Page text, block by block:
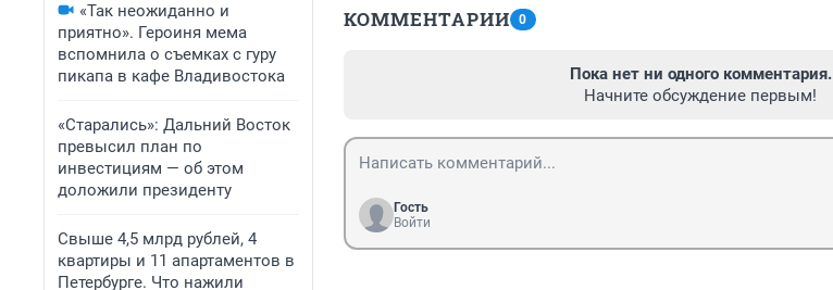
«Так неожиданно и
приятно». Героиня мема
вспомнила о съемках с гуру
пикапа в кафе Владивостока
«Старались»: Дальний Восток
превысил план по
инвестициям — об этом
доложили президенту
Свыше 4,5 млрд рублей, 4
квартиры и 11 апартаментов в
Петербурге. Что нажили
КОММЕНТАРИИ 0
Пока нет ни одного комментария.
Начните обсуждение первым!
Гость
Войти